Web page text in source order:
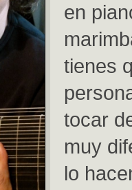
en
tienes
tocar
muy
lo